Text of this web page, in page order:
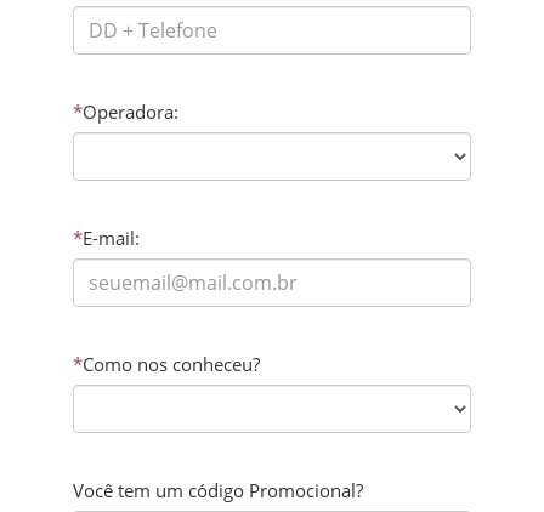
*Operadora:
*E-mail:
*Como nos conheceu?
Você tem um código Promocional?